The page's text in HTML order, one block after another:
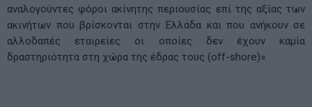
αναλογούντες φόροι ακίνητης περιουσίας επί της αξίας των
ακινήτων που βρίσκονται στην Ελλάδα και που ανήκουν σε
αλλοδαπές εταιρείες οι οποίες δεν έχουν καμία
δραστηριότητα στη χώρα της έδρας τους (off-shore)».